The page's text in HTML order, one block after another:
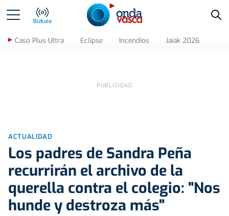
Bizkaia
Caso Plus Ultra Eclipse Incendios Jaiak 2026
ACTUALIDAD
Los padres de Sandra Peña
recurrirán el archivo de la
querella contra el colegio: "Nos
hunde y destroza más"